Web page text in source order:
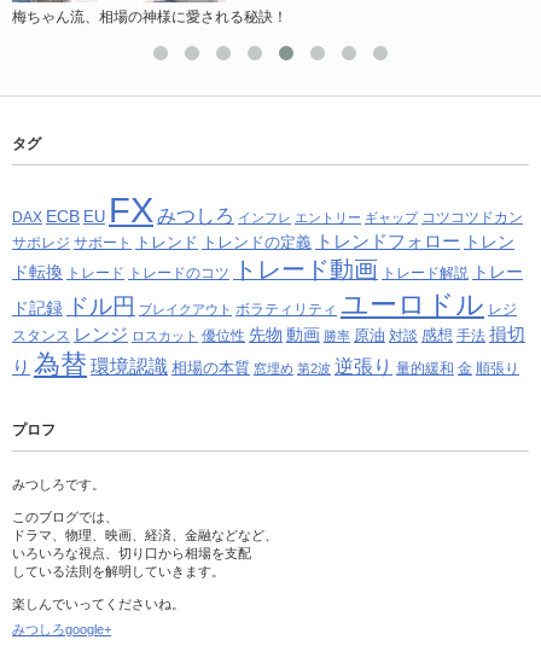
梅ちゃん流、相場の神様に愛される秘訣！
タグ
DAX ECB EU FX みつしろ インフレ エントリー ギャップ コツコツドカン
サポレジ サポート トレンド トレンドの定義 トレンドフォロー トレン
ド転換 トレード トレードのコツ トレード動画 トレード解説
トレー
ド記録 ドル円 ブレイクアウト ボラティリティ ユーロドル レジ
スタンス レンジ ロスカット 優位性 先物 動画 勝率 原油 対談 感想 手法 損切
り 為替 環境認識 相場の本質 窓埋め 第2波 逆張り 量的緩和 金 順張り
プロフ
みつしろです。
このブログでは、
ドラマ、物理、映画、経済、金融などなど、
いろいろな視点、切り口から相場を支配
している法則を解明していきます。
楽しんでいってくださいね。
みつしろgoogle+